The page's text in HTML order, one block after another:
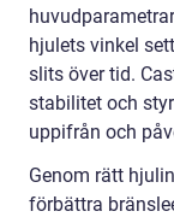
hjulets vinkel
slits över tid.
stabilitet och
uppifrån och
Genom rätt
förbättra